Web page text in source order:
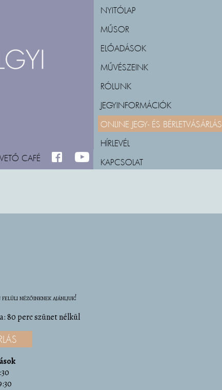
NYITÓLAP
MŰSOR
ELŐADÁSOK
MŰVÉSZEINK
RÓLUNK
JEGYINFORMÁCIÓK
ONLINE JEGY- ÉS BÉRLETVÁSÁRLÁS
HÍRLEVÉL
KAPCSOLAT
CAFÉ FACEBOOKM_YOUTUBE
nézőinknek ajánljuk!
80 perc szünet nélkül